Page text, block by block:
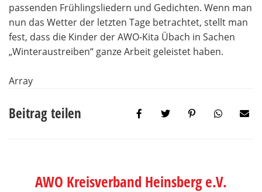
passenden Frühlingsliedern und Gedichten. Wenn man
nun das Wetter der letzten Tage betrachtet, stellt man
fest, dass die Kinder der AWO-Kita Übach in Sachen
„Winteraustreiben“ ganze Arbeit geleistet haben.
Array
Beitrag teilen
AWO Kreisverband Heinsberg e.V.